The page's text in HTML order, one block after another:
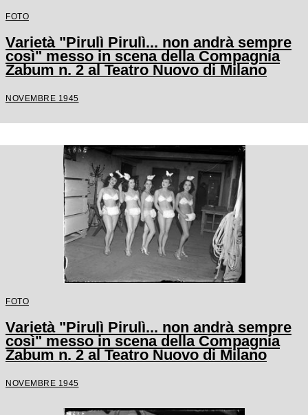
FOTO
Varietà "Pirulì Pirulì... non andrà sempre
così" messo in scena della Compagnia
Zabum n. 2 al Teatro Nuovo di Milano
NOVEMBRE 1945
FOTO
Varietà "Pirulì Pirulì... non andrà sempre
così" messo in scena della Compagnia
Zabum n. 2 al Teatro Nuovo di Milano
NOVEMBRE 1945